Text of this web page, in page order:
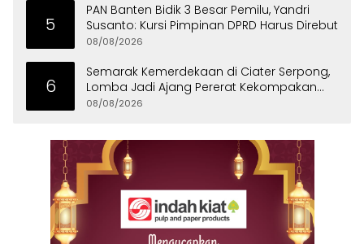
5
PAN Banten Bidik 3 Besar Pemilu, Yandri
Susanto: Kursi Pimpinan DPRD Harus Direbut
08/08/2026
6
Semarak Kemerdekaan di Ciater Serpong,
Lomba Jadi Ajang Pererat Kekompakan
Warga
08/08/2026